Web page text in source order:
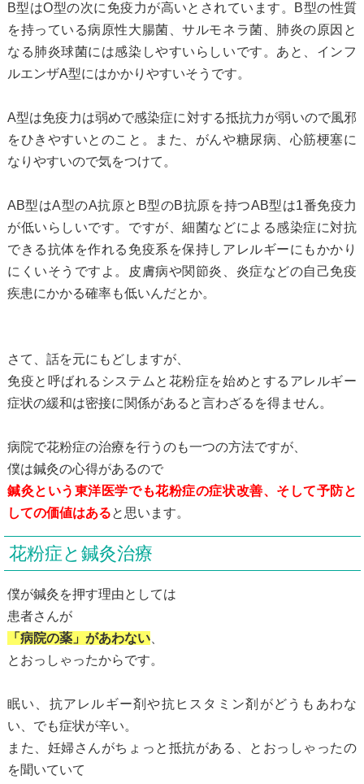
B型はO型の次に免疫力が高いとされています。B型の性質
を持っている病原性大腸菌、サルモネラ菌、肺炎の原因と
なる肺炎球菌には感染しやすいらしいです。あと、インフ
ルエンザA型にはかかりやすいそうです。
A型は免疫力は弱めで感染症に対する抵抗力が弱いので風邪
をひきやすいとのこと。また、がんや糖尿病、心筋梗塞に
なりやすいので気をつけて。
AB型はA型のA抗原とB型のB抗原を持つAB型は1番免疫力
が低いらしいです。ですが、細菌などによる感染症に対抗
できる抗体を作れる免疫系を保持しアレルギーにもかかり
にくいそうですよ。皮膚病や関節炎、炎症などの自己免疫
疾患にかかる確率も低いんだとか。
さて、話を元にもどしますが、
免疫と呼ばれるシステムと花粉症を始めとするアレルギー
症状の緩和は密接に関係があると言わざるを得ません。
病院で花粉症の治療を行うのも一つの方法ですが、
僕は鍼灸の心得があるので
鍼灸という東洋医学でも花粉症の症状改善、そして予防と
しての価値はあると思います。
花粉症と鍼灸治療
僕が鍼灸を押す理由としては
患者さんが
「病院の薬」があわない、
とおっしゃったからです。
眠い、抗アレルギー剤や抗ヒスタミン剤がどうもあわな
い、でも症状が辛い。
また、妊婦さんがちょっと抵抗がある、とおっしゃったの
を聞いていて